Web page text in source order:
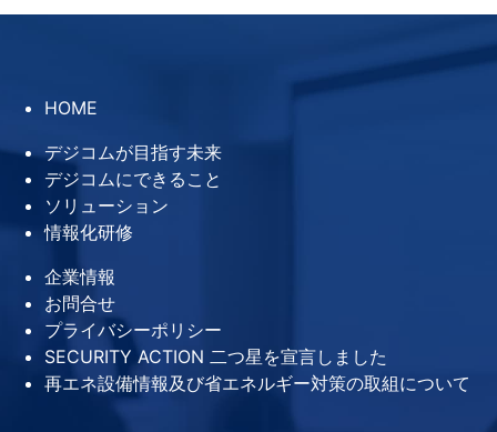
HOME
デジコムが目指す未来
デジコムにできること
ソリューション
情報化研修
企業情報
お問合せ
プライバシーポリシー
SECURITY ACTION 二つ星を宣言しました
再エネ設備情報及び省エネルギー対策の取組について